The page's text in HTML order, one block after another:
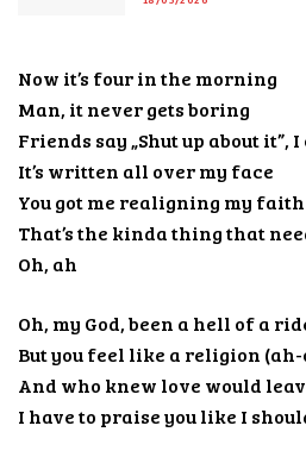
Now it’s four in the morning
Man, it never gets boring
Friends say „Shut up about it”, I
It’s written all over my face
You got me realigning my faith
That’s the kinda thing that
Oh, ah
Oh, my God, been a hell of a
But you feel like a religion (ah-
And who knew love would
I have to praise you like I